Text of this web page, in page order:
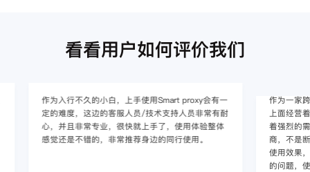
看看用户如何评价我们
作为入行不久的小白，上手使用Smart proxy会有一
定的难度，这边的客服人员/技术支持人员非常有耐
心，并且非常专业，很快就上手了，使用体验整体
感觉还是不错的，非常推荐身边的同行使用。
作为一家跨境电
上面经营着多个
着强烈的需求，
商，不是断网就
使用效果，体验
的问题，使用效